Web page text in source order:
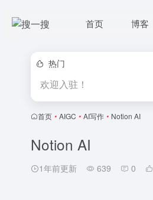
首页 博客
热门
欢迎入驻！
首页 • AIGC • AI写作 • Notion AI
Notion AI
1年前更新 639 0